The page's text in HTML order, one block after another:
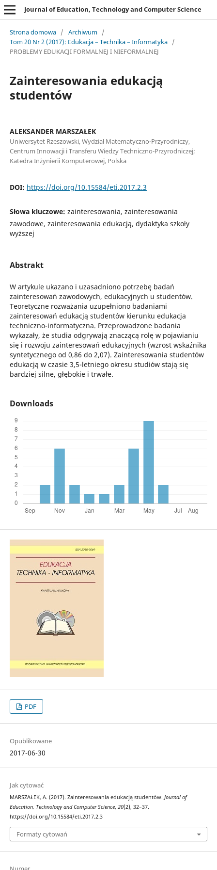
Journal of Education, Technology and Computer Science
Strona domowa / Archiwum /
Tom 20 Nr 2 (2017): Edukacja – Technika – Informatyka /
PROBLEMY EDUKACJI FORMALNEJ I NIEFORMALNEJ
Zainteresowania edukacją
studentów
ALEKSANDER MARSZAŁEK
Uniwersytet Rzeszowski, Wydział Matematyczno-Przyrodniczy,
Centrum Innowacji i Transferu Wiedzy Techniczno-Przyrodniczej;
Katedra Inżynierii Komputerowej, Polska
DOI: https://doi.org/10.15584/eti.2017.2.3
Słowa kluczowe: zainteresowania, zainteresowania
zawodowe, zainteresowania edukacją, dydaktyka szkoły
wyższej
Abstrakt
W artykule ukazano i uzasadniono potrzebę badań
zainteresowań zawodowych, edukacyjnych u studentów.
Teoretyczne rozważania uzupełniono badaniami
zainteresowań edukacją studentów kierunku edukacja
techniczno-informatyczna. Przeprowadzone badania
wykazały, że studia odgrywają znaczącą rolę w pojawianiu
się i rozwoju zainteresowań edukacyjnych (wzrost wskaźnika
syntetycznego od 0,86 do 2,07). Zainteresowania studentów
edukacją w czasie 3,5-letniego okresu studiów stają się
bardziej silne, głębokie i trwałe.
Downloads
PDF
Opublikowane
2017-06-30
Jak cytować
MARSZAŁEK, A. (2017). Zainteresowania edukacją studentów. Journal of
Education, Technology and Computer Science, 20(2), 32–37.
https://doi.org/10.15584/eti.2017.2.3
Formaty cytowań